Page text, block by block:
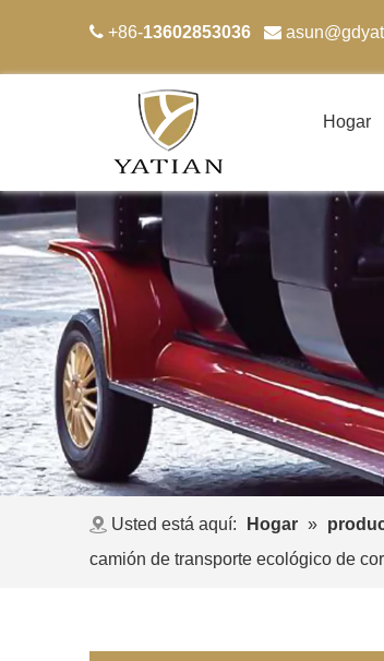
 +86-13602853036  asun
Hogar
Usted está aquí: Hogar »
camión de transporte ecológico de